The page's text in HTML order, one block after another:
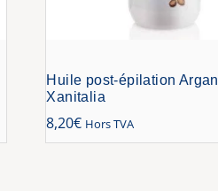
Huile post-épilation Argan
Xanitalia
8,20€ Hors TVA